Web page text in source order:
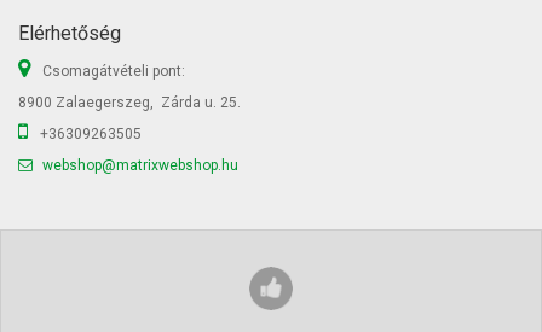
Elérhetőség
Csomagátvételi pont:
8900 Zalaegerszeg, Zárda u. 25.
+36309263505
webshop@matrixwebshop.hu